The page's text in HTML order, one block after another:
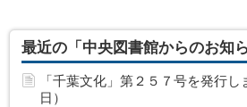
最近の「中央図書館からのお知ら
「千葉文化」第２５７号を発行
日）